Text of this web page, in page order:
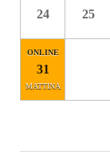
24 25
31